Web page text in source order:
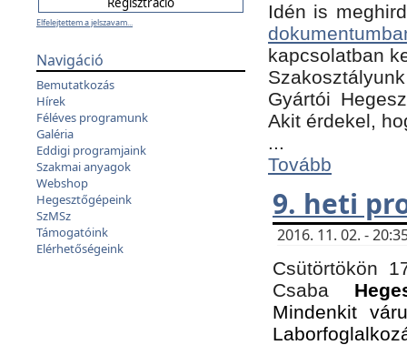
Elfelejtettem a jelszavam...
Navigáció
Bemutatkozás
Hírek
Féléves programunk
Galéria
Eddigi programjaink
Szakmai anyagok
Webshop
Hegesztőgépeink
SzMSz
Támogatóink
Elérhetőségeink
Idén is
kapcsolatban
Gyártói
Akit érdekel,
...
Tovább
9. heti
2016. 11. 02. -
Csütörtökön
Csaba
Mindenkit